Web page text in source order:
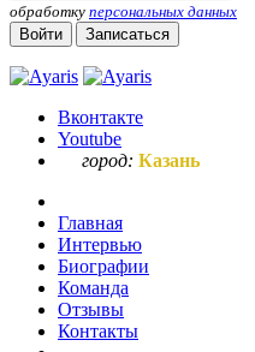
обработку персональных данных
Войти
Записаться
Вконтакте
Youtube
город: Казань
Главная
Интервью
Биографии
Команда
Отзывы
Контакты